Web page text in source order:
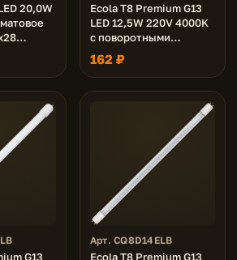
20,0W
/25)
Ecola T8 Premium G13
LED 12,5W 220V 4000K
с поворотными
цоколями (матовое
стекло) 605x28
(упак.инд./8/24)
162 ₽
G13
Арт. CQ8D14ELB
Ecola T8 Premium G13